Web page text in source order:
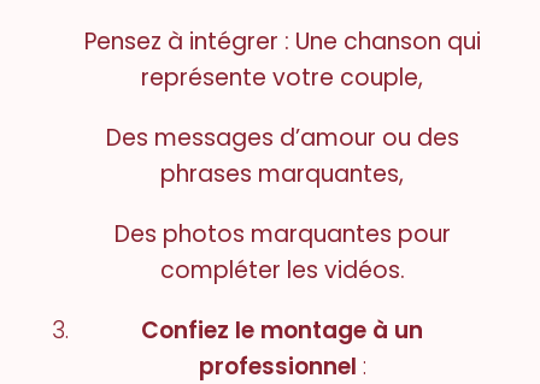
Pensez à intégrer : Une chanson qui
représente votre couple,
Des messages d’amour ou des
phrases marquantes,
Des photos marquantes pour
compléter les vidéos.
Confiez le montage à un
professionnel :